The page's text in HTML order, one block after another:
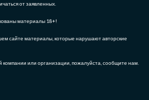
от заявленных.
материалы 18+!
сайте материалы, которые нарушают авторские
или организации, пожалуйста, сообщите нам.